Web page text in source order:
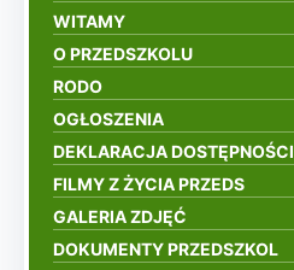
WITAMY
O PRZEDSZKOLU
RODO
OGŁOSZENIA
DEKLARACJA DOSTĘPNOŚCI
FILMY Z ŻYCIA PRZEDS
GALERIA ZDJĘĆ
DOKUMENTY PRZEDSZKOL